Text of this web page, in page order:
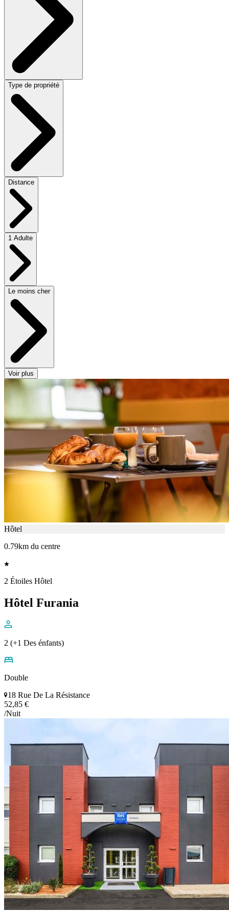
Type de propriété
Distance
1 Adulte
Le moins cher
Voir plus
Hôtel
0.79km du centre
2 Étoiles Hôtel
Hôtel Furania
2 (+1 Des énfants)
Double
18 Rue De La Résistance
52,85 €
/Nuit